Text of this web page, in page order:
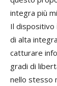
integra più
Il dispositivo
di alta
catturare
gradi di
nello stesso